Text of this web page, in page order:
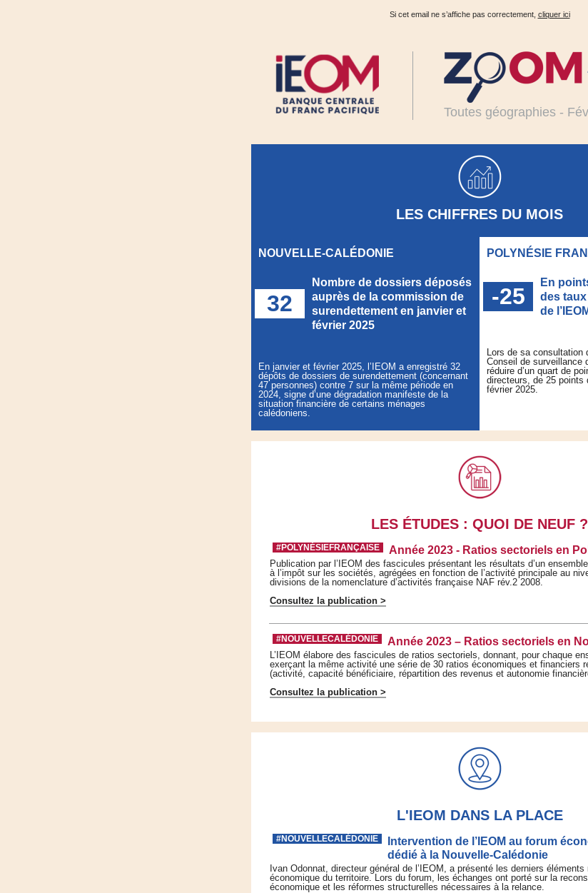
Si cet email ne s’affiche pas correctement, cliquer ici
Toutes géographies -
LES CHIFFRES DU MOIS
NOUVELLE-CALÉDONIE
32
Nombre de dossiers déposés
auprès de la commission de
surendettement en janvier et
février 2025
En janvier et février 2025, l’IEOM a enregistré 32
dépôts de dossiers de surendettement (concernant
47 personnes) contre 7 sur la même période en
2024, signe d’une dégradation manifeste de la
situation financière de certains ménages
calédoniens.
POLYNÉSIE
-25
En
des
de
Lors de sa consultation
Conseil de surveillance
réduire d’un quart de
directeurs, de 25 points
février 2025.
LES ÉTUDES : QUOI DE NEUF ?
#POLYNÉSIEFRANÇAISE Année 2023 - Ratios sectoriels en
Publication par l’IEOM des fascicules présentant les résultats d’un
à l’impôt sur les sociétés, agrégées en fonction de l’activité principale au
divisions de la nomenclature d’activités française NAF rév.2 2008.
Consultez la publication >
#NOUVELLECALÉDONIE Année 2023 – Ratios sectoriels en
L’IEOM élabore des fascicules de ratios sectoriels, donnant, pour chaque
exerçant la même activité une série de 30 ratios économiques et financiers
(activité, capacité bénéficiaire, répartition des revenus et autonomie
Consultez la publication >
L'IEOM DANS LA PLACE
#NOUVELLECALÉDONIE
Intervention de l’IEOM au forum
dédié à la Nouvelle-Calédonie
Ivan Odonnat, directeur général de l’IEOM, a présenté les derniers
économique du territoire. Lors du forum, les échanges ont porté sur la
économique et les réformes structurelles nécessaires à la relance.